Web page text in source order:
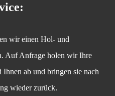
wir einen Hol- und
Auf Anfrage holen wir Ihre
ab und bringen sie nach
wieder zurück.